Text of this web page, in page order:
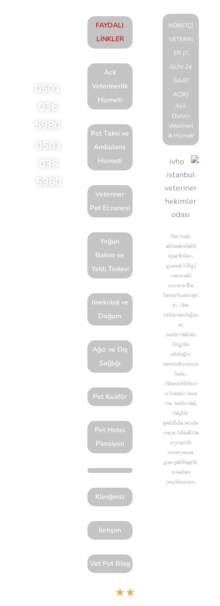
0501
036
5980
0501
036
5980
FAYDALI
LİNKLER
Acil
Veterinerlik
Hizmeti
Pet Taksi ve
Ambulans
Hizmeti
Veteriner
Pet Eczanesi
Yoğun
Bakım ve
Yatılı Tedavi
Jinekoloji ve
Doğum
Ağız ve Diş
Sağlığı
Pet Kuaför
Pet Hotel
Pansiyon
Kliniğimiz
İletişim
Vet Pet Blog
★★
NÖBETÇİ
VETERİN
ER (7
GÜN 24
SAAT
AÇIK)
Acil
Durum
Veterinerl
ik Hizmeti
Bu web
sitesindeki
içerikler,
genel bilgi
vermek
amacı ile
hazırlanmışt
ır. Her
rahatsızlığın
ın
tedavisinin
özgün
olduğu
unutulmama
lıdır.
Hastalıkları
n kesin tanı
ve tedavisi,
hiçbir
şekilde evde
veya klinikte
ayrıntılı
muayene
gerçekleştir
meden
yapılamaz.